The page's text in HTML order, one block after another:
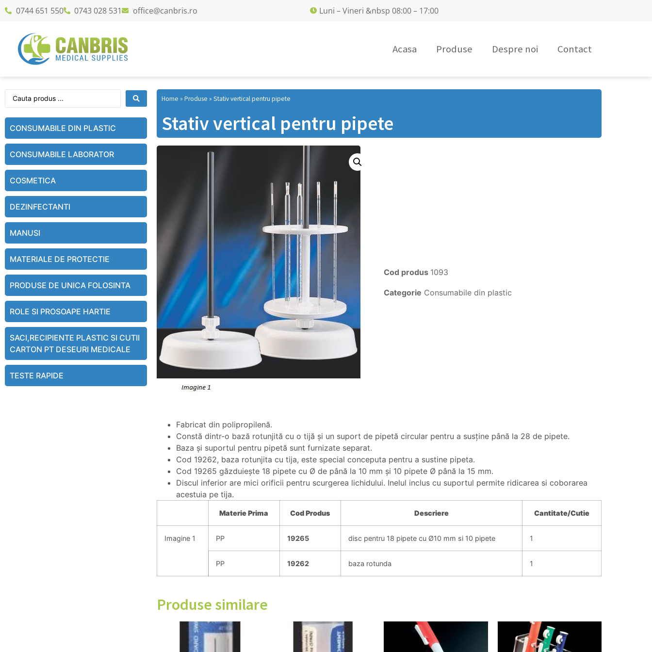
0744 651 550 0743 028 531 office@canbris.ro Luni – Vineri &nbsp 08:00 – 17:00
Acasa Produse Despre noi Contact
CONSUMABILE DIN PLASTIC
CONSUMABILE LABORATOR
COSMETICA
DEZINFECTANTI
MANUSI
MATERIALE DE PROTECTIE
PRODUSE DE UNICA FOLOSINTA
ROLE SI PROSOAPE HARTIE
SACI,RECIPIENTE PLASTIC SI CUTII
CARTON PT DESEURI MEDICALE
TESTE RAPIDE
Home » Produse » Stativ vertical pentru pipete
Stativ vertical pentru pipete
Cod produs 1093
Categorie Consumabile din plastic
Fabricat din polipropilenă.
Constă dintr-o bază rotunjită cu o tijă și un suport de pipetă circular pentru a susține până la 28 de pipete.
Baza și suportul pentru pipetă sunt furnizate separat.
Cod 19262, baza rotunjita cu tija, este special conceputa pentru a sustine pipeta.
Cod 19265 găzduiește 18 pipete cu Ø de până la 10 mm și 10 pipete Ø până la 15 mm.
Discul inferior are mici orificii pentru scurgerea lichidului. Inelul inclus cu suportul permite ridicarea si coborarea
acestuia pe tija.
MateriePrima Cod Produs Descriere Cantitate/Cutie
Imagine 1 PP 19265 disc pentru 18 pipete cu Ø10 mm si 10 pipete 1
PP 19262 baza rotunda 1
Produse similare